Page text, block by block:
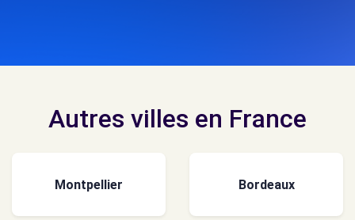
Autres villes en France
Montpellier Bordeaux